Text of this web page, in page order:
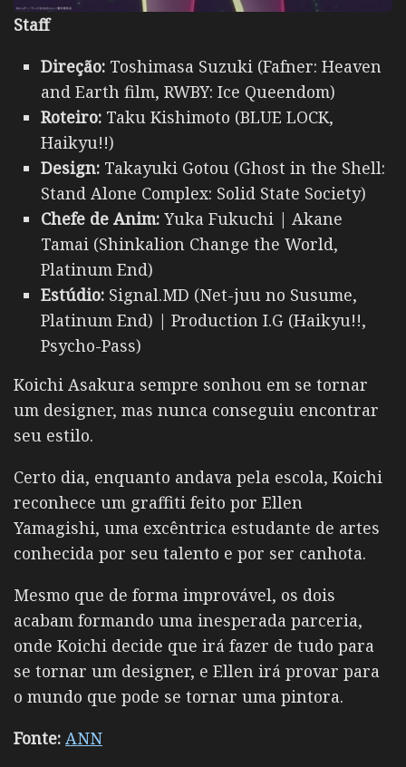
Staff
Direção: Toshimasa Suzuki (Fafner: Heaven
and Earth film, RWBY: Ice Queendom)
Roteiro: Taku Kishimoto (BLUE LOCK,
Haikyu!!)
Design: Takayuki Gotou (Ghost in the Shell:
Stand Alone Complex: Solid State Society)
Chefe de Anim: Yuka Fukuchi | Akane
Tamai (Shinkalion Change the World,
Platinum End)
Estúdio: Signal.MD (Net-juu no Susume,
Platinum End) | Production I.G (Haikyu!!,
Psycho-Pass)
Koichi Asakura sempre sonhou em se tornar
um designer, mas nunca conseguiu encontrar
seu estilo.
Certo dia, enquanto andava pela escola, Koichi
reconhece um graffiti feito por Ellen
Yamagishi, uma excêntrica estudante de artes
conhecida por seu talento e por ser canhota.
Mesmo que de forma improvável, os dois
acabam formando uma inesperada parceria,
onde Koichi decide que irá fazer de tudo para
se tornar um designer, e Ellen irá provar para
o mundo que pode se tornar uma pintora.
Fonte: ANN